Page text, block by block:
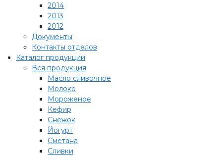
2014
2013
2012
Документы
Контакты отделов
Каталог продукции
Вся продукция
Масло сливочное
Молоко
Мороженое
Кефир
Снежок
Йогурт
Сметана
Сливки